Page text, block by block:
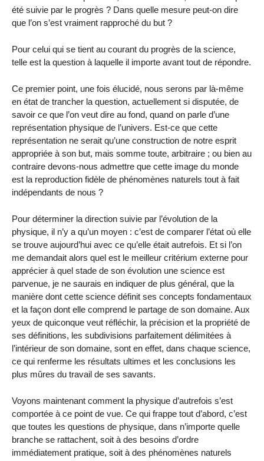
été suivie par le progrès ? Dans quelle mesure peut-on dire
que l’on s’est vraiment rapproché du but ?
Pour celui qui se tient au courant du progrès de la science,
telle est la question à laquelle il importe avant tout de répondre.
Ce premier point, une fois élucidé, nous serons par là-même
en état de trancher la question, actuellement si disputée, de
savoir ce que l’on veut dire au fond, quand on parle d’une
représentation physique de l’univers. Est-ce que cette
représentation ne serait qu’une construction de notre esprit
appropriée à son but, mais somme toute, arbitraire ; ou bien au
contraire devons-nous admettre que cette image du monde
est la reproduction fidèle de phénomènes naturels tout à fait
indépendants de nous ?
Pour déterminer la direction suivie par l’évolution de la
physique, il n’y a qu’un moyen : c’est de comparer l’état où elle
se trouve aujourd’hui avec ce qu’elle était autrefois. Et si l’on
me demandait alors quel est le meilleur critérium externe pour
apprécier à quel stade de son évolution une science est
parvenue, je ne saurais en indiquer de plus général, que la
manière dont cette science définit ses concepts fondamentaux
et la façon dont elle comprend le partage de son domaine. Aux
yeux de quiconque veut réfléchir, la précision et la propriété de
ses définitions, les subdivisions parfaitement délimitées à
l’intérieur de son domaine, sont en effet, dans chaque science,
ce qui renferme les résultats ultimes et les conclusions les
plus mûres du travail de ses savants.
Voyons maintenant comment la physique d’autrefois s’est
comportée à ce point de vue. Ce qui frappe tout d’abord, c’est
que toutes les questions de physique, dans n’importe quelle
branche se rattachent, soit à des besoins d’ordre
immédiatement pratique, soit à des phénomènes naturels